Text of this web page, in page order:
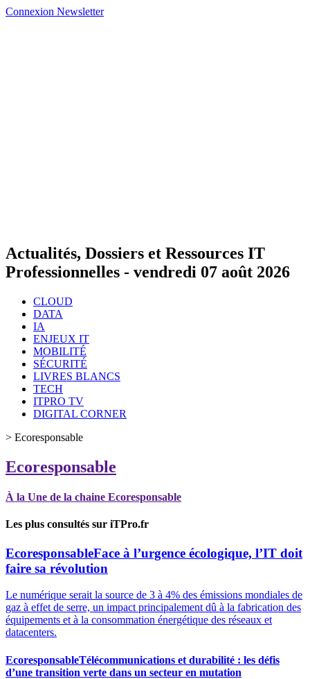
Connexion Newsletter
Actualités, Dossiers et Ressources IT
Professionnelles - vendredi 07 août 2026
CLOUD
DATA
IA
ENJEUX IT
MOBILITÉ
SÉCURITÉ
LIVRES BLANCS
TECH
ITPRO TV
DIGITAL CORNER
> Ecoresponsable
Ecoresponsable
À la Une de la chaine Ecoresponsable
Les plus consultés sur iTPro.fr
EcoresponsableFace à l’urgence écologique, l’IT doit
faire sa révolution
Le numérique serait la source de 3 à 4% des émissions mondiales de
gaz à effet de serre, un impact principalement dû à la fabrication des
équipements et à la consommation énergétique des réseaux et
datacenters.
EcoresponsableTélécommunications et durabilité : les défis
d’une transition verte dans un secteur en mutation